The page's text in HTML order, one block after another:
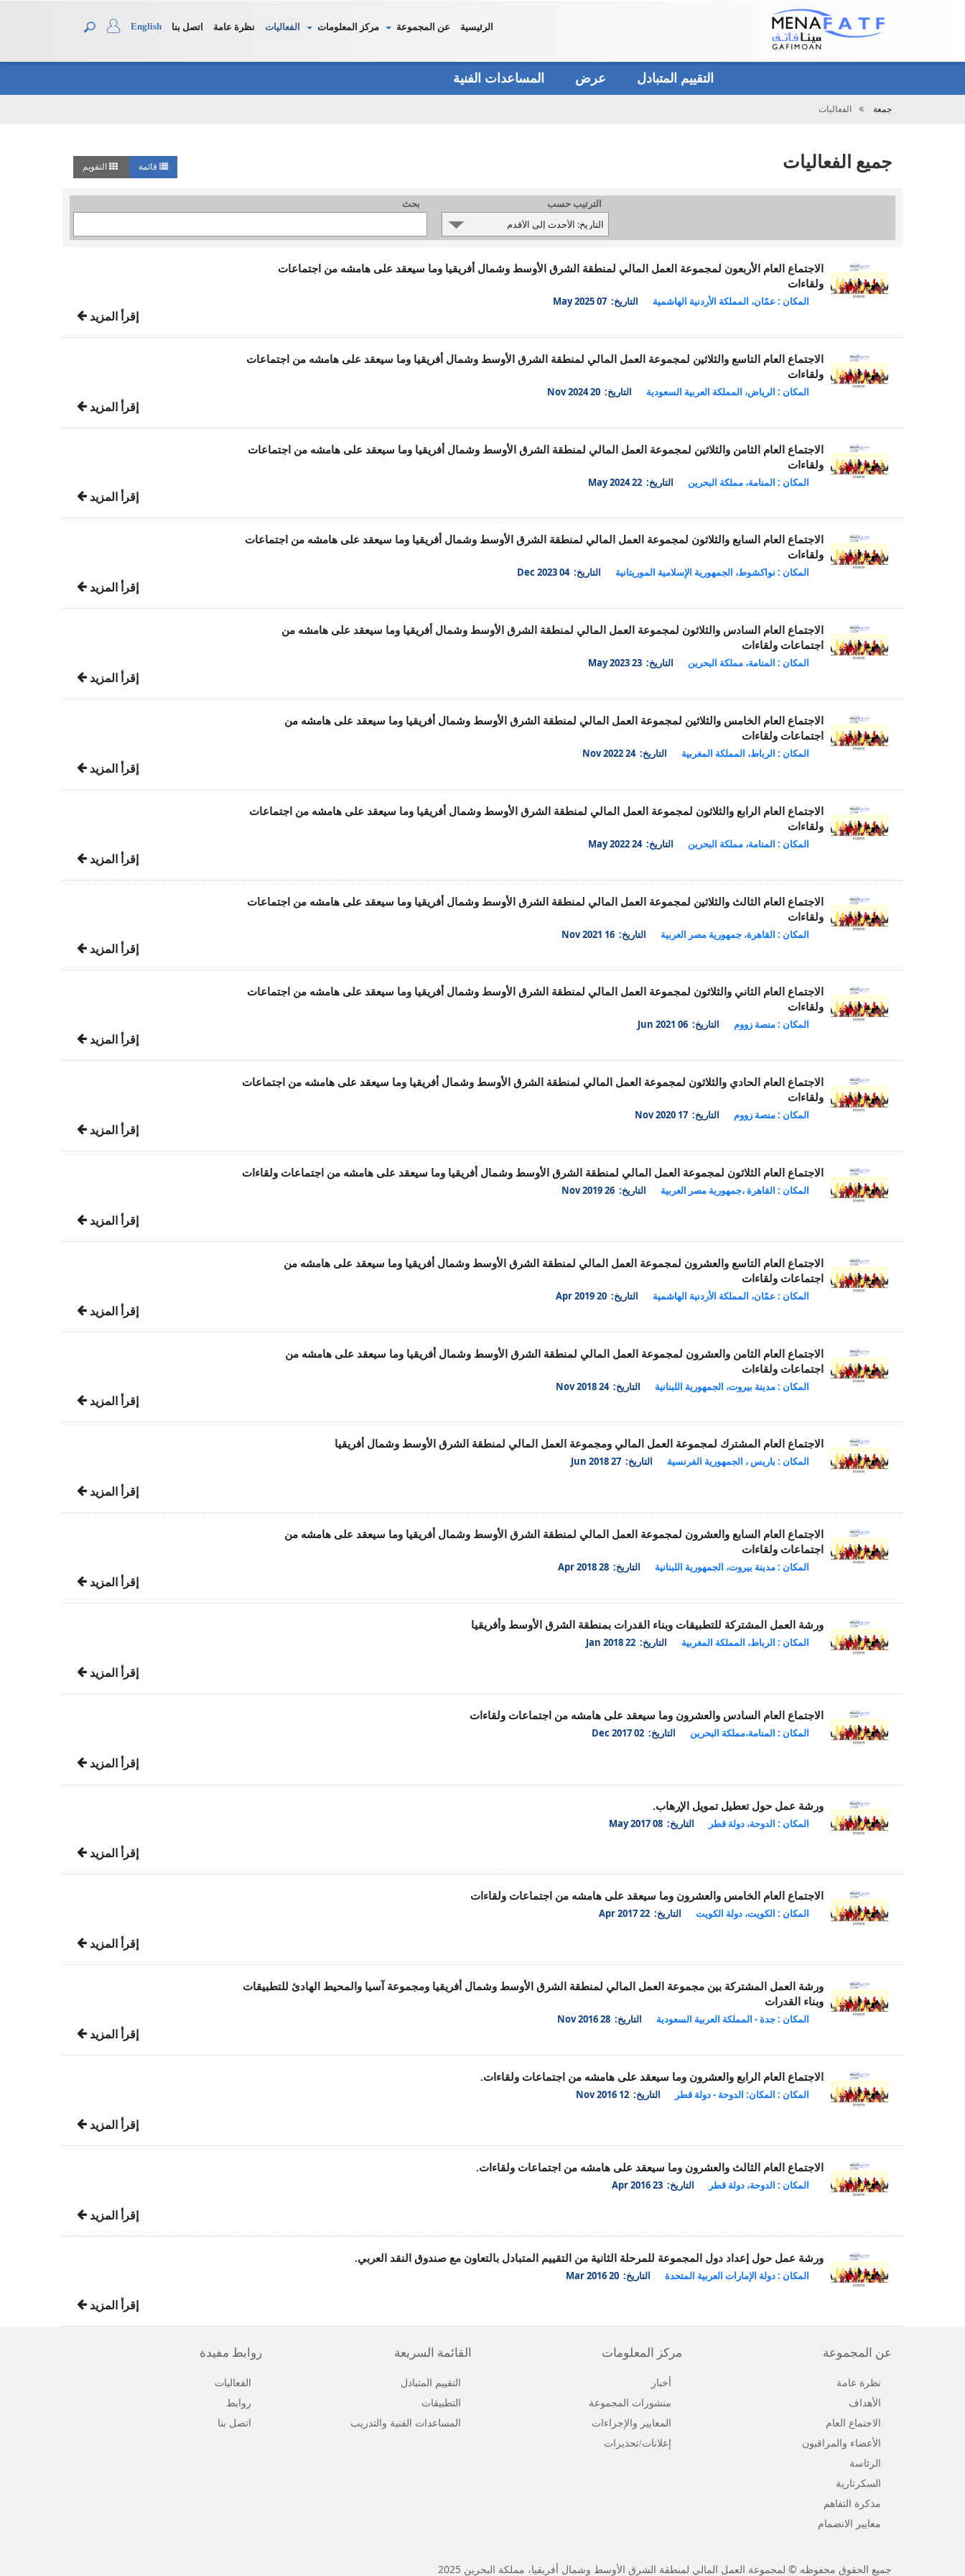
الرئيسية
عن المجموعة مركز المعلومات الفعاليات نظرة عامة اتصل بنا English
التقييم المتبادل عرض المساعدات الفنية
تحميل
جمعة الفعاليات
قائمة التقويم جميع الفعاليات
بحث الترتيب حسب
الاجتماع العام الأربعون لمجموعة العمل المالي لمنطقة الشرق الأوسط وشمال أفريقيا وما سيعقد على هامشه من اجتماعات
ولقاءات
المكان : عمّان، المملكة الأردنية الهاشمية التاريخ: 07 May 2025
إقرأ المزيد
الاجتماع العام التاسع والثلاثين لمجموعة العمل المالي لمنطقة الشرق الأوسط وشمال أفريقيا وما سيعقد على هامشه من اجتماعات
ولقاءات
المكان : الرياض، المملكة العربية السعودية التاريخ: 20 Nov 2024
إقرأ المزيد
الاجتماع العام الثامن والثلاثين لمجموعة العمل المالي لمنطقة الشرق الأوسط وشمال أفريقيا وما سيعقد على هامشه من اجتماعات
ولقاءات
المكان : المنامة، مملكة البحرين التاريخ: 22 May 2024
إقرأ المزيد
الاجتماع العام السابع والثلاثون لمجموعة العمل المالي لمنطقة الشرق الأوسط وشمال أفريقيا وما سيعقد على هامشه من اجتماعات
ولقاءات
المكان : نواكشوط، الجمهورية الإسلامية الموريتانية التاريخ: 04 Dec 2023
إقرأ المزيد
الاجتماع العام السادس والثلاثون لمجموعة العمل المالي لمنطقة الشرق الأوسط وشمال أفريقيا وما سيعقد على هامشه من
اجتماعات ولقاءات
المكان : المنامة، مملكة البحرين التاريخ: 23 May 2023
إقرأ المزيد
الاجتماع العام الخامس والثلاثين لمجموعة العمل المالي لمنطقة الشرق الأوسط وشمال أفريقيا وما سيعقد على هامشه من
اجتماعات ولقاءات
المكان : الرباط، المملكة المغربية التاريخ: 24 Nov 2022
إقرأ المزيد
الاجتماع العام الرابع والثلاثون لمجموعة العمل المالي لمنطقة الشرق الأوسط وشمال أفريقيا وما سيعقد على هامشه من اجتماعات
ولقاءات
المكان : المنامة، مملكة البحرين التاريخ: 24 May 2022
إقرأ المزيد
الاجتماع العام الثالث والثلاثين لمجموعة العمل المالي لمنطقة الشرق الأوسط وشمال أفريقيا وما سيعقد على هامشه من اجتماعات
ولقاءات
المكان : القاهرة، جمهورية مصر العربية التاريخ: 16 Nov 2021
إقرأ المزيد
الاجتماع العام الثاني والثلاثون لمجموعة العمل المالي لمنطقة الشرق الأوسط وشمال أفريقيا وما سيعقد على هامشه من اجتماعات
ولقاءات
المكان : منصة زووم التاريخ: 06 Jun 2021
إقرأ المزيد
الاجتماع العام الحادي والثلاثون لمجموعة العمل المالي لمنطقة الشرق الأوسط وشمال أفريقيا وما سيعقد على هامشه من اجتماعات
ولقاءات
المكان : منصة زووم التاريخ: 17 Nov 2020
إقرأ المزيد
الاجتماع العام الثلاثون لمجموعة العمل المالي لمنطقة الشرق الأوسط وشمال أفريقيا وما سيعقد على هامشه من اجتماعات ولقاءات
المكان : القاهرة ،جمهورية مصر العربية التاريخ: 26 Nov 2019
إقرأ المزيد
الاجتماع العام التاسع والعشرون لمجموعة العمل المالي لمنطقة الشرق الأوسط وشمال أفريقيا وما سيعقد على هامشه من
اجتماعات ولقاءات
المكان : عمّان، المملكة الأردنية الهاشمية التاريخ: 20 Apr 2019
إقرأ المزيد
الاجتماع العام الثامن والعشرون لمجموعة العمل المالي لمنطقة الشرق الأوسط وشمال أفريقيا وما سيعقد على هامشه من
اجتماعات ولقاءات
المكان : مدينة بيروت، الجمهورية اللبنانية التاريخ: 24 Nov 2018
إقرأ المزيد
الاجتماع العام المشترك لمجموعة العمل المالي ومجموعة العمل المالي لمنطقة الشرق الأوسط وشمال أفريقيا
المكان : باريس ، الجمهورية الفرنسية التاريخ: 27 Jun 2018
إقرأ المزيد
الاجتماع العام السابع والعشرون لمجموعة العمل المالي لمنطقة الشرق الأوسط وشمال أفريقيا وما سيعقد على هامشه من
اجتماعات ولقاءات
المكان : مدينة بيروت، الجمهورية اللبنانية التاريخ: 28 Apr 2018
إقرأ المزيد
ورشة العمل المشتركة للتطبيقات وبناء القدرات بمنطقة الشرق الأوسط وأفريقيا
المكان : الرباط، المملكة المغربية التاريخ: 22 Jan 2018
إقرأ المزيد
الاجتماع العام السادس والعشرون وما سيعقد على هامشه من اجتماعات ولقاءات
المكان : المنامة،مملكة البحرين التاريخ: 02 Dec 2017
إقرأ المزيد
ورشة عمل حول تعطيل تمويل الإرهاب.
المكان : الدوحة، دولة قطر التاريخ: 08 May 2017
إقرأ المزيد
الاجتماع العام الخامس والعشرون وما سيعقد على هامشه من اجتماعات ولقاءات
المكان : الكويت، دولة الكويت التاريخ: 22 Apr 2017
إقرأ المزيد
ورشة العمل المشتركة بين مجموعة العمل المالي لمنطقة الشرق الأوسط وشمال أفريقيا ومجموعة آسيا والمحيط الهادئ للتطبيقات
وبناء القدرات
المكان : جدة - المملكة العربية السعودية التاريخ: 28 Nov 2016
إقرأ المزيد
الاجتماع العام الرابع والعشرون وما سيعقد على هامشه من اجتماعات ولقاءات.
المكان : المكان: الدوحة - دولة قطر التاريخ: 12 Nov 2016
إقرأ المزيد
الاجتماع العام الثالث والعشرون وما سيعقد على هامشه من اجتماعات ولقاءات.
المكان : الدوحة، دولة قطر التاريخ: 23 Apr 2016
إقرأ المزيد
ورشة عمل حول إعداد دول المجموعة للمرحلة الثانية من التقييم المتبادل بالتعاون مع صندوق النقد العربي.
المكان : دولة الإمارات العربية المتحدة التاريخ: 20 Mar 2016
إقرأ المزيد
روابط مفيدة
الفعاليات
روابط
اتصل بنا
القائمة السريعة
التقييم المتبادل
التطبيقات
المساعدات الفنية والتدريب
مركز المعلومات
أخبار
منشورات المجموعة
المعايير والإجراءات
إعلانات/تحذيرات
عن المجموعة
نظرة عامة
الأهداف
الاجتماع العام
الأعضاء والمراقبون
الرئاسة
السكرتارية
مذكرة التفاهم
معايير الانضمام
جميع الحقوق محفوظه © لمجموعة العمل المالي لمنطقة الشرق الأوسط وشمال أفريقيا، مملكة البحرين 2025